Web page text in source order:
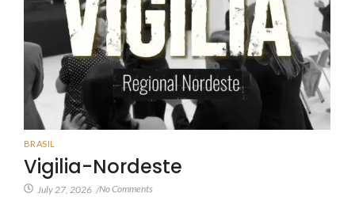
BRASIL
Vigilia-Nordeste
July 27, 2026 /No Comments